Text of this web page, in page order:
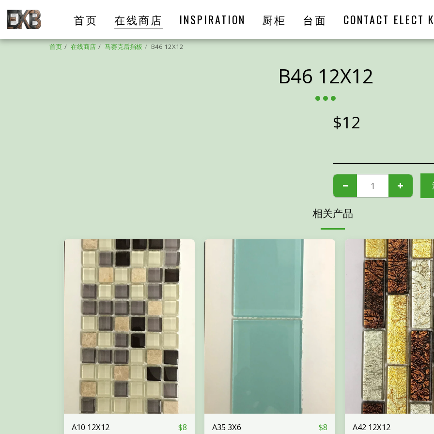
首页 在线商店 INSPIRATION 厨柜 台面 CONTACT ELECT
首页 在线商店 马赛克后挡板 B46 12X12
B46 12X12
$12
相关产品
A10 12X12 $8 A35 3X6 $8 A42 12X12